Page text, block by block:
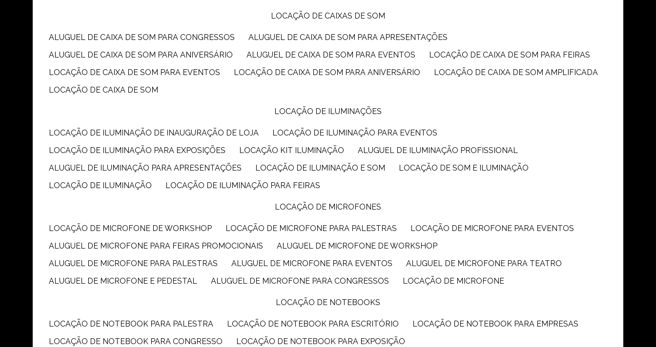
LOCAÇÃO DE CAIXAS DE SOM
ALUGUEL DE CAIXA DE SOM PARA CONGRESSOS
ALUGUEL DE CAIXA DE SOM PARA APRESENTAÇÕES
ALUGUEL DE CAIXA DE SOM PARA ANIVERSÁRIO
ALUGUEL DE CAIXA DE SOM PARA EVENTOS
LOCAÇÃO DE CAIXA DE SOM PARA FEIRAS
LOCAÇÃO DE CAIXA DE SOM PARA EVENTOS
LOCAÇÃO DE CAIXA DE SOM PARA ANIVERSÁRIO
LOCAÇÃO DE CAIXA DE SOM AMPLIFICADA
LOCAÇÃO DE CAIXA DE SOM
LOCAÇÃO DE ILUMINAÇÕES
LOCAÇÃO DE ILUMINAÇÃO DE INAUGURAÇÃO DE LOJA
LOCAÇÃO DE ILUMINAÇÃO PARA EVENTOS
LOCAÇÃO DE ILUMINAÇÃO PARA EXPOSIÇÕES
LOCAÇÃO KIT ILUMINAÇÃO
ALUGUEL DE ILUMINAÇÃO PROFISSIONAL
ALUGUEL DE ILUMINAÇÃO PARA APRESENTAÇÕES
LOCAÇÃO DE ILUMINAÇÃO E SOM
LOCAÇÃO DE SOM E ILUMINAÇÃO
LOCAÇÃO DE ILUMINAÇÃO
LOCAÇÃO DE ILUMINAÇÃO PARA FEIRAS
LOCAÇÃO DE MICROFONES
LOCAÇÃO DE MICROFONE DE WORKSHOP LOCAÇÃO DE MICROFONE PARA PALESTRAS
LOCAÇÃO DE MICROFONE PARA EVENTOS
ALUGUEL DE MICROFONE PARA FEIRAS PROMOCIONAIS
ALUGUEL DE MICROFONE DE WORKSHOP
ALUGUEL DE MICROFONE PARA PALESTRAS
ALUGUEL DE MICROFONE PARA EVENTOS
ALUGUEL DE MICROFONE PARA TEATRO
ALUGUEL DE MICROFONE E PEDESTAL
ALUGUEL DE MICROFONE PARA CONGRESSOS LOCAÇÃO DE MICROFONE
LOCAÇÃO DE NOTEBOOKS
LOCAÇÃO DE NOTEBOOK PARA PALESTRA LOCAÇÃO DE NOTEBOOK PARA ESCRITÓRIO
LOCAÇÃO DE NOTEBOOK PARA EMPRESAS
LOCAÇÃO DE NOTEBOOK PARA CONGRESSO
LOCAÇÃO DE NOTEBOOK PARA EXPOSIÇÃO